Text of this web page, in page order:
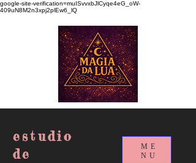
google-site-verification=muISvvxbJlCyqe4eG_oW-
409uN8M2n3xpj2plEw6_lQ
estudio
de
ME
NU